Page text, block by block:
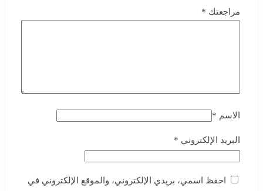
مراجعتك *
الاسم *
البريد الإلكتروني *
احفظ اسمي، بريدي الإلكتروني، والموقع الإلكتروني في